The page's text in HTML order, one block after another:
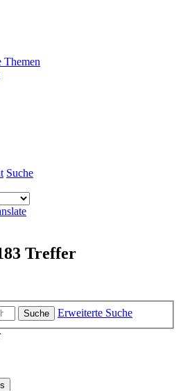
Themen
Suche
Treffer
Suche
Erweiterte Suche